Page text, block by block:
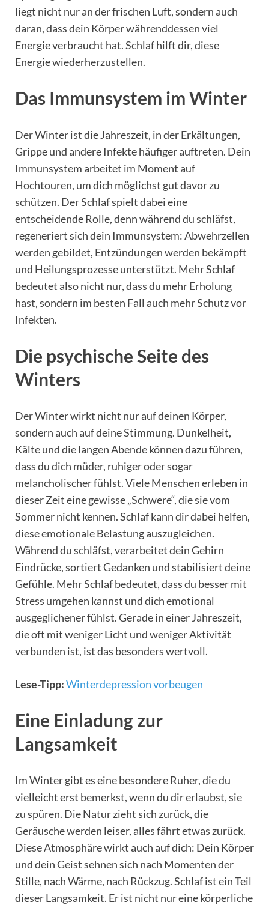
liegt nicht nur an der frischen Luft, sondern auch
daran, dass dein Körper währenddessen viel
Energie verbraucht hat. Schlaf hilft dir, diese
Energie wiederherzustellen.
Das Immunsystem im Winter
Der Winter ist die Jahreszeit, in der Erkältungen,
Grippe und andere Infekte häufiger auftreten. Dein
Immunsystem arbeitet im Moment auf
Hochtouren, um dich möglichst gut davor zu
schützen. Der Schlaf spielt dabei eine
entscheidende Rolle, denn während du schläfst,
regeneriert sich dein Immunsystem: Abwehrzellen
werden gebildet, Entzündungen werden bekämpft
und Heilungsprozesse unterstützt. Mehr Schlaf
bedeutet also nicht nur, dass du mehr Erholung
hast, sondern im besten Fall auch mehr Schutz vor
Infekten.
Die psychische Seite des
Winters
Der Winter wirkt nicht nur auf deinen Körper,
sondern auch auf deine Stimmung. Dunkelheit,
Kälte und die langen Abende können dazu führen,
dass du dich müder, ruhiger oder sogar
melancholischer fühlst. Viele Menschen erleben in
dieser Zeit eine gewisse „Schwere“, die sie vom
Sommer nicht kennen. Schlaf kann dir dabei helfen,
diese emotionale Belastung auszugleichen.
Während du schläfst, verarbeitet dein Gehirn
Eindrücke, sortiert Gedanken und stabilisiert deine
Gefühle. Mehr Schlaf bedeutet, dass du besser mit
Stress umgehen kannst und dich emotional
ausgeglichener fühlst. Gerade in einer Jahreszeit,
die oft mit weniger Licht und weniger Aktivität
verbunden ist, ist das besonders wertvoll.
Lese-Tipp:Winterdepression vorbeugen
Eine Einladung zur
Langsamkeit
Im Winter gibt es eine besondere Ruher, die du
vielleicht erst bemerkst, wenn du dir erlaubst, sie
zu spüren. Die Natur zieht sich zurück, die
Geräusche werden leiser, alles fährt etwas zurück.
Diese Atmosphäre wirkt auch auf dich: Dein Körper
und dein Geist sehnen sich nach Momenten der
Stille, nach Wärme, nach Rückzug. Schlaf ist ein Teil
dieser Langsamkeit. Er ist nicht nur eine körperliche